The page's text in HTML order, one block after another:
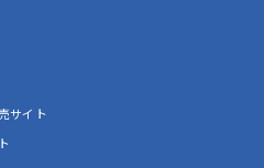
サイト